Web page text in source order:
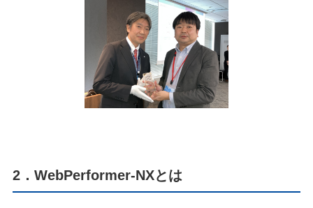
2．WebPerformer-NXとは